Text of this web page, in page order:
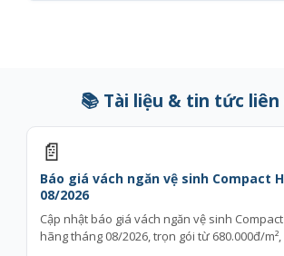
📚 Tài liệu & tin tức liên
📄
Báo giá vách ngăn vệ sinh Compact
08/2026
Cập nhật báo giá vách ngăn vệ sinh
hãng tháng 08/2026, trọn gói từ 680.000đ/